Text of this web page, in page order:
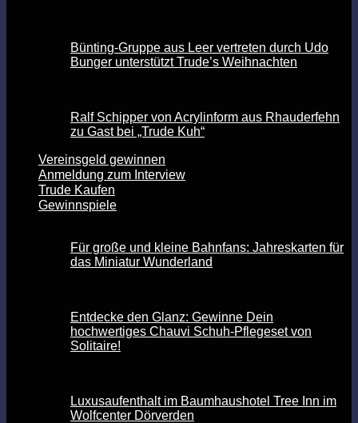
Bünting-Gruppe aus Leer vertreten durch Udo
Bunger unterstützt Trude’s Weihnachten
Ralf Schipper von Acrylinform aus Rhauderfehn
zu Gast bei „Trude Kuh“
Vereinsgeld gewinnen
Anmeldung zum Interview
Trude Kaufen
Gewinnspiele
Für große und kleine Bahnfans: Jahreskarten für
das Miniatur Wunderland
Entdecke den Glanz: Gewinne Dein
hochwertiges Chauvi Schuh-Pflegeset von
Solitaire!
Luxusaufenthalt im Baumhaushotel Tree Inn im
Wolfcenter Dörverden